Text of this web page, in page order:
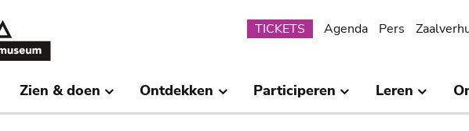
Submenu
TICKETS Agenda Pers
Zien & doen Ontdekken Participeren Leren